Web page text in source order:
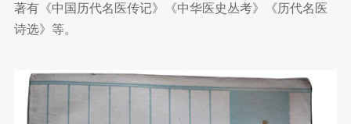
著有《中国历代名医传记》《中华医史丛考》《历代名医
诗选》等。